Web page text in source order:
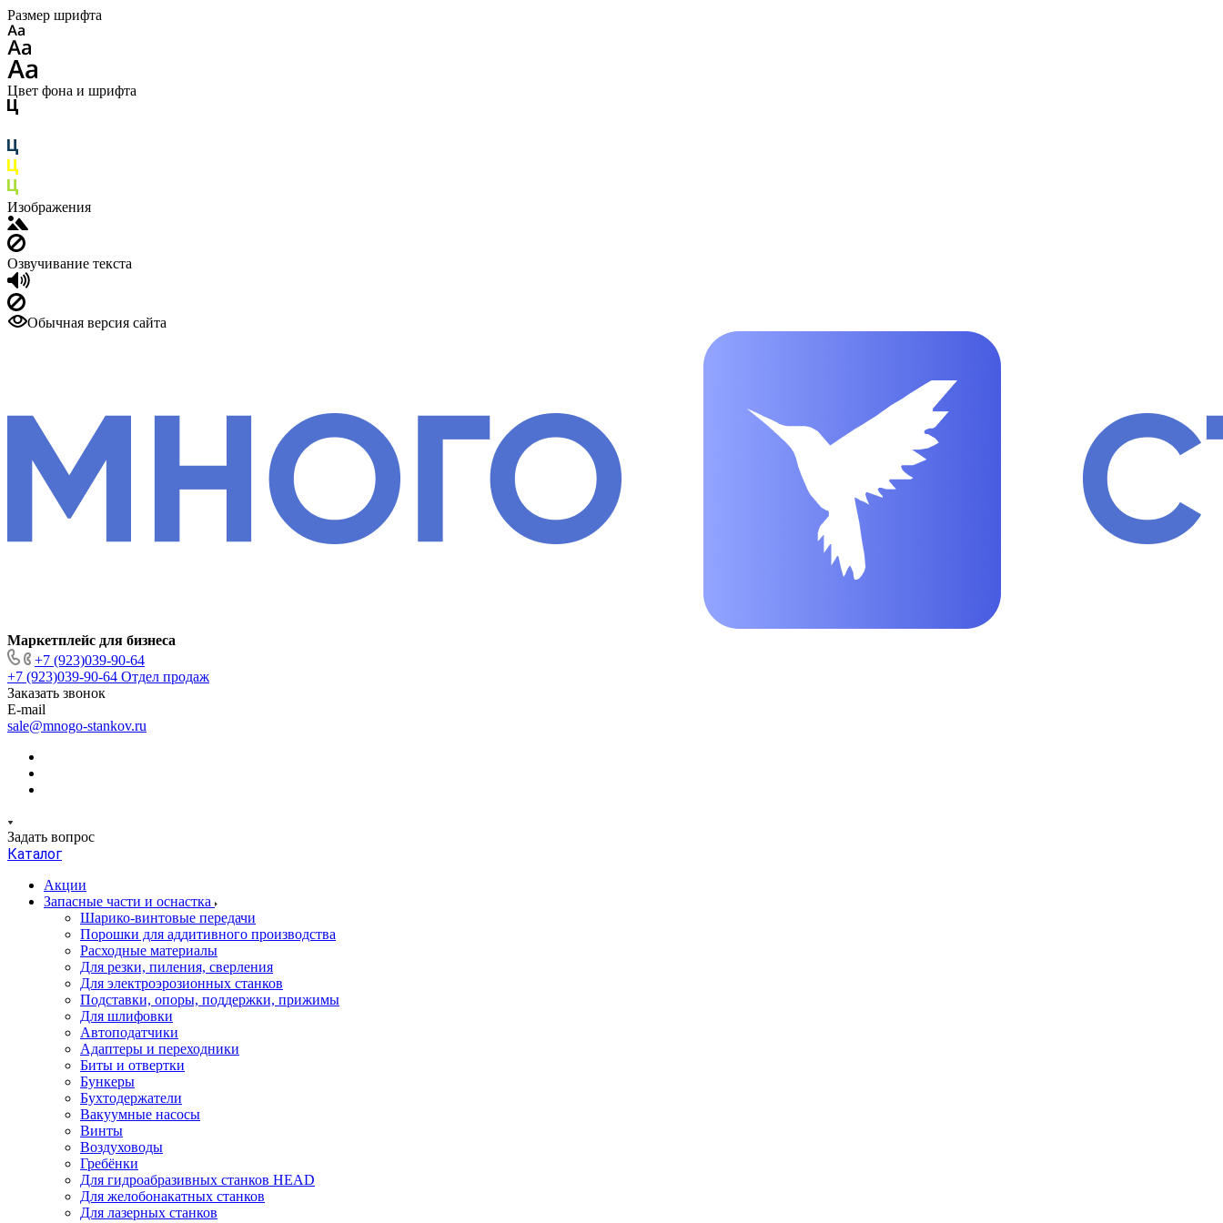
Размер шрифта
Цвет фона и шрифта
Изображения
Озвучивание текста
Обычная версия сайта
Маркетплейс для бизнеса
+7 (923)039-90-64
+7 (923)039-90-64 Отдел продаж
Заказать звонок
E-mail
sale@mnogo-stankov.ru
Задать вопрос
Каталог
Акции
Запасные части и оснастка
Шарико-винтовые передачи
Порошки для аддитивного производства
Расходные материалы
Для резки, пиления, сверления
Для электроэрозионных станков
Подставки, опоры, поддержки, прижимы
Для шлифовки
Автоподатчики
Адаптеры и переходники
Биты и отвертки
Бункеры
Бухтодержатели
Вакуумные насосы
Винты
Воздуховоды
Гребёнки
Для гидроабразивных станков HEAD
Для желобонакатных станков
Для лазерных станков